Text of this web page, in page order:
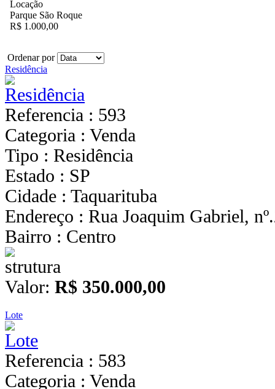
Locação
Parque São Roque
R$ 1.000,00
Ordenar por
Residência
Referencia : 593
Categoria : Venda
Tipo : Residência
Estado : SP
Cidade : Taquarituba
Endereço : Rua Joaquim Gabriel,
Bairro : Centro
Valor: R$ 350.000,00
Lote
Referencia : 583
Categoria : Venda